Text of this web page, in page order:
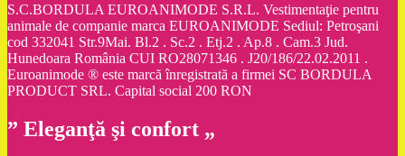
S.C.BORDULA EUROANIMODE S.R.L. Vestimentaţie pentru
animale de companie marca EUROANIMODE Sediul: Petroşani
cod 332041 Str.9Mai. Bl.2 . Sc.2 . Etj.2 . Ap.8 . Cam.3 Jud.
Hunedoara România CUI RO28071346 . J20/186/22.02.2011 .
Euroanimode ® este marcă înregistrată a firmei SC BORDULA
PRODUCT SRL. Capital social 200 RON
” Eleganţă şi confort „